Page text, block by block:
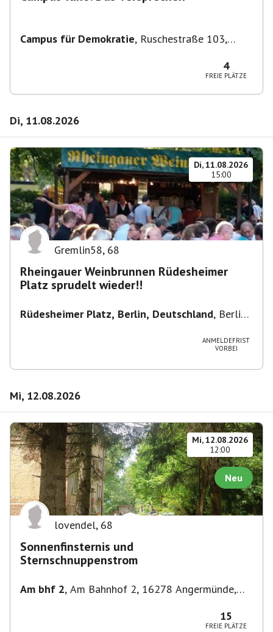
Campus für Demokratie, Ruschestraße 103,
4
FREIE PLÄTZE
Di, 11.08.2026
Di, 11.08.2026
15:00
Gremlin58, 68
Rheingauer Weinbrunnen Rüdesheimer
Platz sprudelt wieder!!
Rüdesheimer Platz, Berlin, Deutschland, Berlin-
ANMELDEFRIST
VORBEI
Mi, 12.08.2026
Mi, 12.08.2026
12:00
Neu
lovendel, 68
Sonnenfinsternis und
Sternschnuppenstrom
Am bhf 2, Am Bahnhof 2, 16278 Angermünde,
15
FREIE PLÄTZE